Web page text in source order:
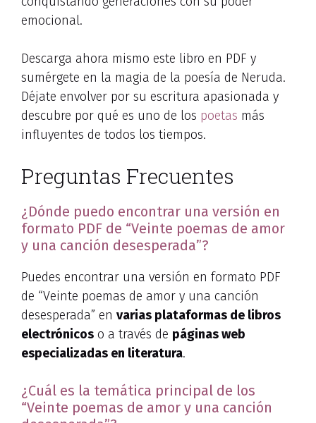
emocional.
Descarga ahora mismo este libro en PDF y
sumérgete en la magia de la poesía de Neruda.
Déjate envolver por su escritura apasionada y
descubre por qué es uno de los poetas más
influyentes de todos los tiempos.
Preguntas Frecuentes
¿Dónde puedo encontrar una versión en
formato PDF de “Veinte poemas de amor
y una canción desesperada”?
Puedes encontrar una versión en formato PDF
de “Veinte poemas de amor y una canción
desesperada” en varias plataformas de libros
electrónicos o a través de páginas web
especializadas en literatura.
¿Cuál es la temática principal de los
“Veinte poemas de amor y una canción